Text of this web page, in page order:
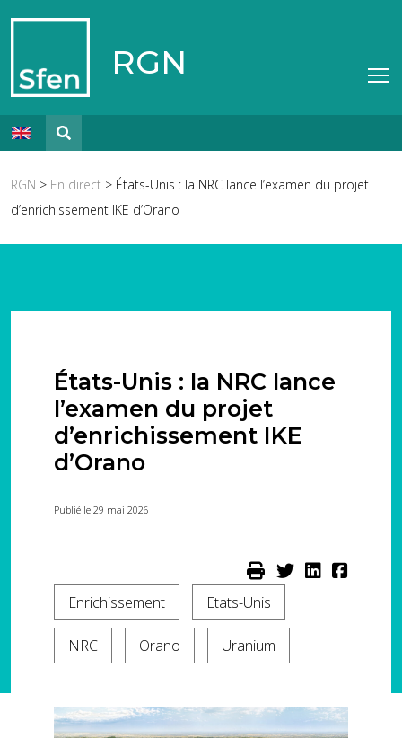
RGN
RGN > En direct > États-Unis : la NRC lance l’examen du projet
d’enrichissement IKE d’Orano
États-Unis : la NRC lance
l’examen du projet
d’enrichissement IKE
d’Orano
Publié le 29 mai 2026
Enrichissement Etats-Unis
NRC Orano Uranium